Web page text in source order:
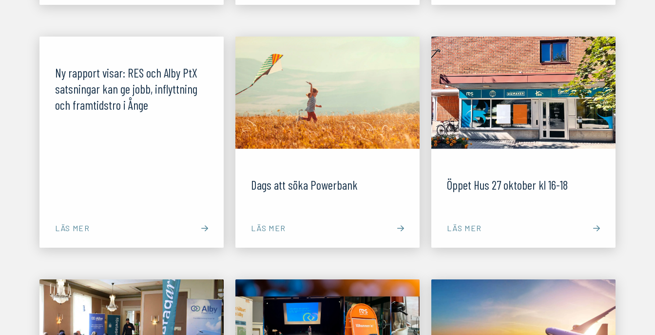
Ny rapport visar: RES och Alby PtX
satsningar kan ge jobb, inflyttning
och framtidstro i Ånge
LÄS MER
Dags att söka Powerbank
LÄS MER
Öppet Hus 27 oktober kl 16-18
LÄS MER